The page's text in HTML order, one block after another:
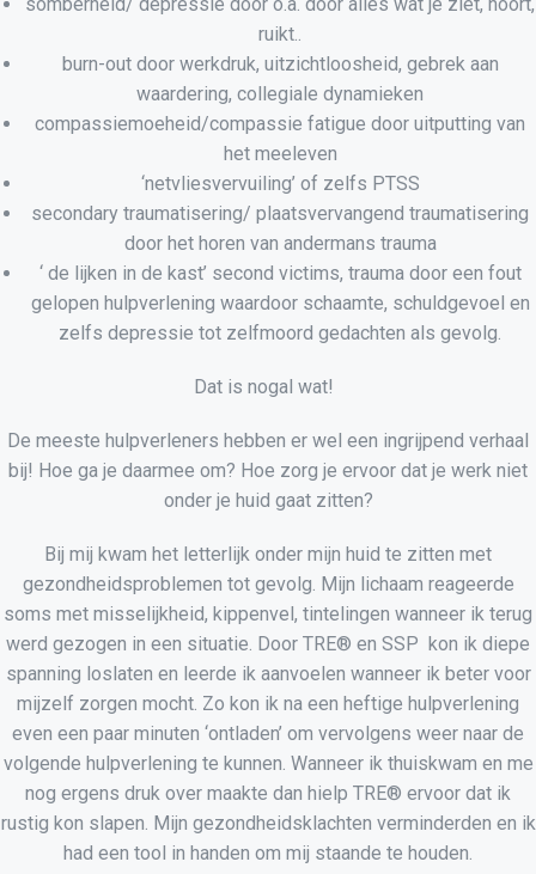
ruikt..
burn-out door werkdruk, uitzichtloosheid, gebrek aan
waardering, collegiale dynamieken
compassiemoeheid/compassie fatigue door uitputting van
het meeleven
‘netvliesvervuiling’ of zelfs PTSS
secondary traumatisering/ plaatsvervangend traumatisering
door het horen van andermans trauma
‘ de lijken in de kast’ second victims, trauma door een fout
gelopen hulpverlening waardoor schaamte, schuldgevoel en
zelfs depressie tot zelfmoord gedachten als gevolg.
Dat is nogal wat!
De meeste hulpverleners hebben er wel een ingrijpend verhaal
bij! Hoe ga je daarmee om? Hoe zorg je ervoor dat je werk niet
onder je huid gaat zitten?
Bij mij kwam het letterlijk onder mijn huid te zitten met
gezondheidsproblemen tot gevolg. Mijn lichaam reageerde
soms met misselijkheid, kippenvel, tintelingen wanneer ik terug
werd gezogen in een situatie. Door TRE® en SSP kon ik diepe
spanning loslaten en leerde ik aanvoelen wanneer ik beter voor
mijzelf zorgen mocht. Zo kon ik na een heftige hulpverlening
even een paar minuten ‘ontladen’ om vervolgens weer naar de
volgende hulpverlening te kunnen. Wanneer ik thuiskwam en me
nog ergens druk over maakte dan hielp TRE® ervoor dat ik
rustig kon slapen. Mijn gezondheidsklachten verminderden en ik
had een tool in handen om mij staande te houden.